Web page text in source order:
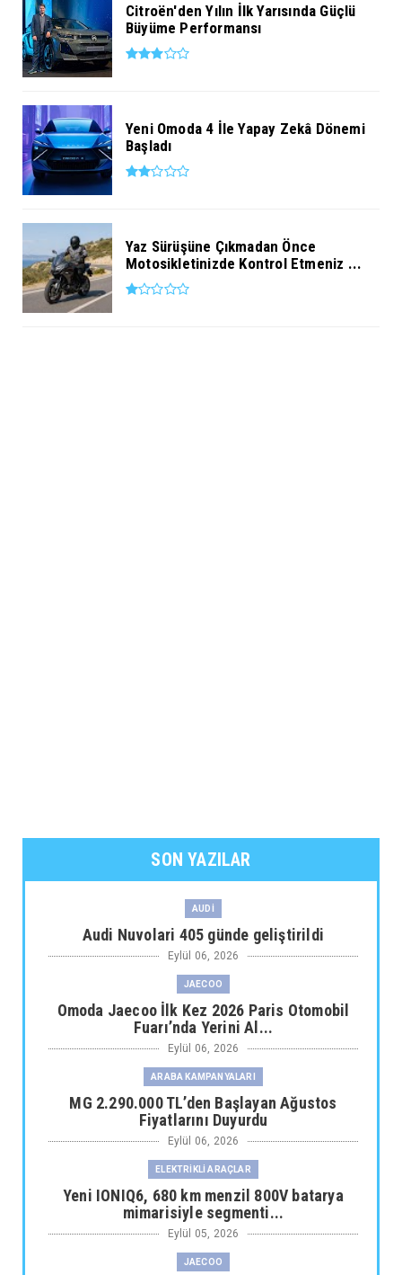
Citroën'den Yılın İlk Yarısında Güçlü
Büyüme Performansı
Yeni Omoda 4 İle Yapay Zekâ Dönemi
Başladı
Yaz Sürüşüne Çıkmadan Önce
Motosikletinizde Kontrol Etmeniz ...
SON YAZILAR
AUDİ
Audi Nuvolari 405 günde geliştirildi
Eylül 06, 2026
JAECOO
Omoda Jaecoo İlk Kez 2026 Paris Otomobil
Fuarı’nda Yerini Al...
Eylül 06, 2026
ARABA KAMPANYALARI
MG 2.290.000 TL’den Başlayan Ağustos
Fiyatlarını Duyurdu
Eylül 06, 2026
ELEKTRİKLİ ARAÇLAR
Yeni IONIQ6, 680 km menzil 800V batarya
mimarisiyle segmenti...
Eylül 05, 2026
JAECOO